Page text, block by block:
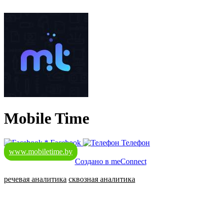
Mobile Time
* Facebook
Телефон
www.mobiletime.by
Создано в meConnect
речевая аналитика сквозная аналитика